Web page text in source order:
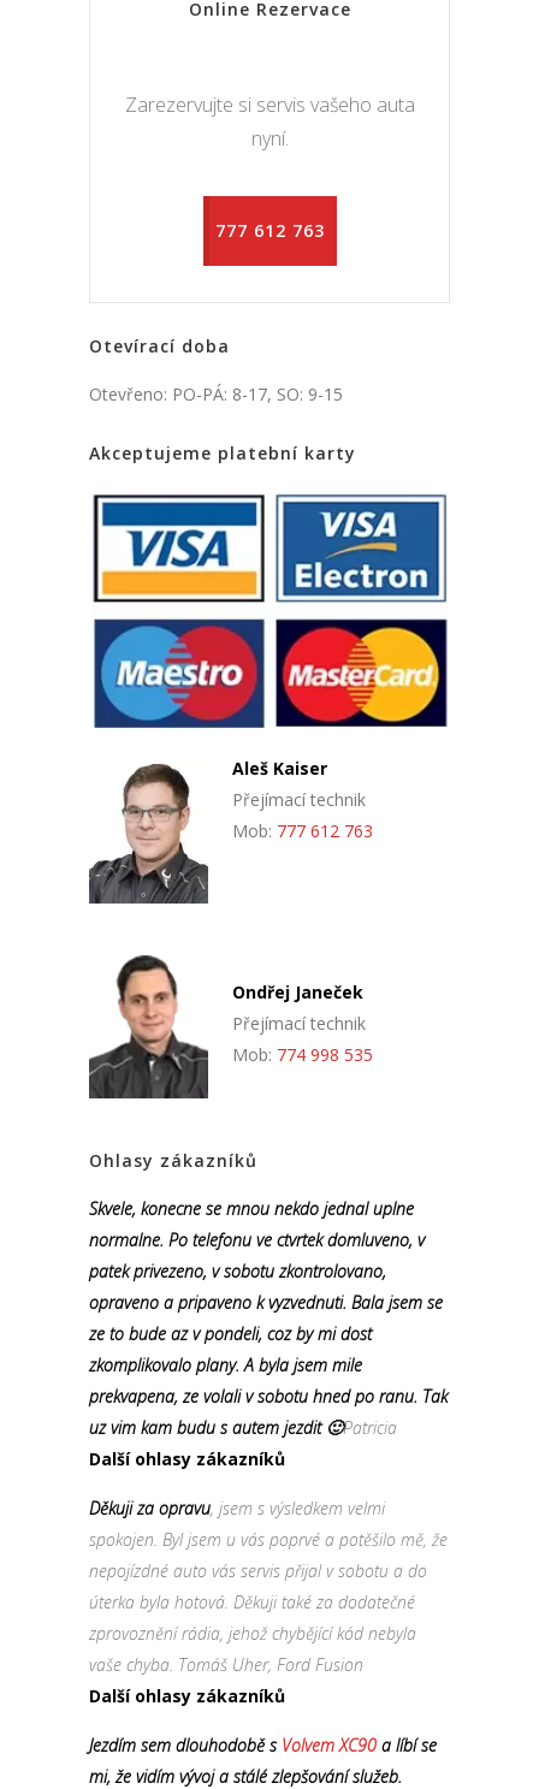
Online Rezervace
Zarezervujte si servis vašeho auta
nyní.
777 612 763
Otevírací doba
Otevřeno: PO-PÁ: 8-17, SO: 9-15
Akceptujeme platební karty
Aleš Kaiser
Přejímací technik
Mob: 777 612 763
Ondřej Janeček
Přejímací technik
Mob: 774 998 535
Ohlasy zákazníků
Skvele, konecne se mnou nekdo jednal uplne
normalne. Po telefonu ve ctvrtek domluveno, v
patek privezeno, v sobotu zkontrolovano,
opraveno a pripaveno k vyzvednuti. Bala jsem se
ze to bude az v pondeli, coz by mi dost
zkomplikovalo plany. A byla jsem mile
prekvapena, ze volali v sobotu hned po ranu. Tak
uz vim kam budu s autem jezdit 🙂Patricia
Další ohlasy zákazníků
Děkuji za opravu, jsem s výsledkem velmi
spokojen. Byl jsem u vás poprvé a potěšilo mě, že
nepojízdné auto vás servis přijal v sobotu a do
úterka byla hotová. Děkuji také za dodatečné
zprovoznění rádia, jehož chybějící kód nebyla
vaše chyba. Tomáš Uher, Ford Fusion
Další ohlasy zákazníků
Jezdím sem dlouhodobě s Volvem XC90 a líbí se
mi, že vidím vývoj a stálé zlepšování služeb.